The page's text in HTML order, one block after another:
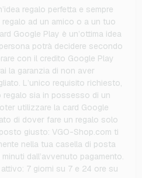
regalo perfetta e sempre
ad un amico o a un tuo
Google Play è un’ottima idea
potrà decidere secondo
con il credito Google Play
la garanzia di non aver
L’unico requisito richiesto,
sia in possesso di un
utilizzare la card Google
di dover fare un regalo solo
giusto: VGO-Shop.com ti
nella tua casella di posta
dall’avvenuto pagamento.
7 giorni su 7 e 24 ore su